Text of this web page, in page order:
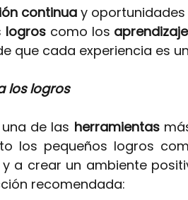
continua y
logros como los
que cada experiencia es
los logros
de las herramientas
los pequeños logros
a crear un ambiente
recomendada: